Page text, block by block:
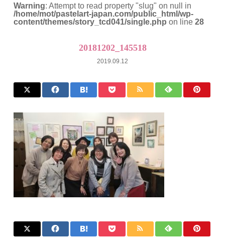
Warning: Attempt to read property "slug" on null in
/home/mot/pastelart-japan.com/public_html/wp-
content/themes/story_tcd041/single.php on line28
20181202_145518
2019.09.12